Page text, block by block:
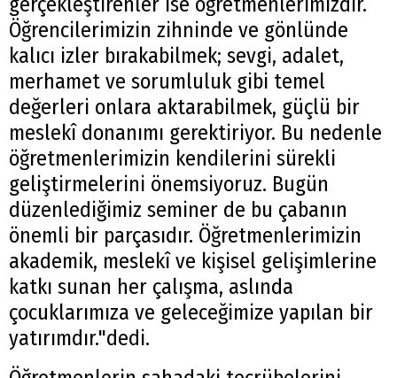
Öğrencilerimizin zihninde ve gönlünde
kalıcı izler bırakabilmek; sevgi, adalet,
merhamet ve sorumluluk gibi temel
değerleri onlara aktarabilmek, güçlü bir
meslekî donanımı gerektiriyor. Bu nedenle
öğretmenlerimizin kendilerini sürekli
geliştirmelerini önemsiyoruz. Bugün
düzenlediğimiz seminer de bu çabanın
önemli bir parçasıdır. Öğretmenlerimizin
akademik, meslekî ve kişisel gelişimlerine
katkı sunan her çalışma, aslında
çocuklarımıza ve geleceğimize yapılan bir
yatırımdır."dedi.